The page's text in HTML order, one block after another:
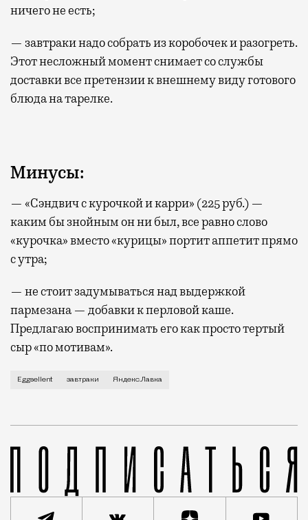
ничего не есть;
— завтраки надо собрать из коробочек и разогреть.
Этот несложный момент снимает со службы
доставки все претензии к внешнему виду готового
блюда на тарелке.
Минусы:
— «Сэндвич с курочкой и карри» (225 руб.) —
каким бы знойным он ни был, все равно слово
«курочка» вместо «курицы» портит аппетит прямо
с утра;
— не стоит задумываться над выдержкой
пармезана — добавки к перловой каше.
Предлагаю воспринимать его как просто тертый
сыр «по мотивам».
Новые завтраки проекта Eggsellent можно
Eggsellent завтраки Яндекс.Лавка